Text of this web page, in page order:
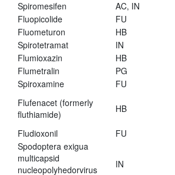
Spiromesifen
AC, IN
Fluopicolide
FU
Fluometuron
HB
Spirotetramat
IN
Flumioxazin
HB
Flumetralin
PG
Spiroxamine
FU
Flufenacet (formerly
fluthiamide)
HB
Fludioxonil
FU
Spodoptera exigua
multicapsid
nucleopolyhedorvirus
IN